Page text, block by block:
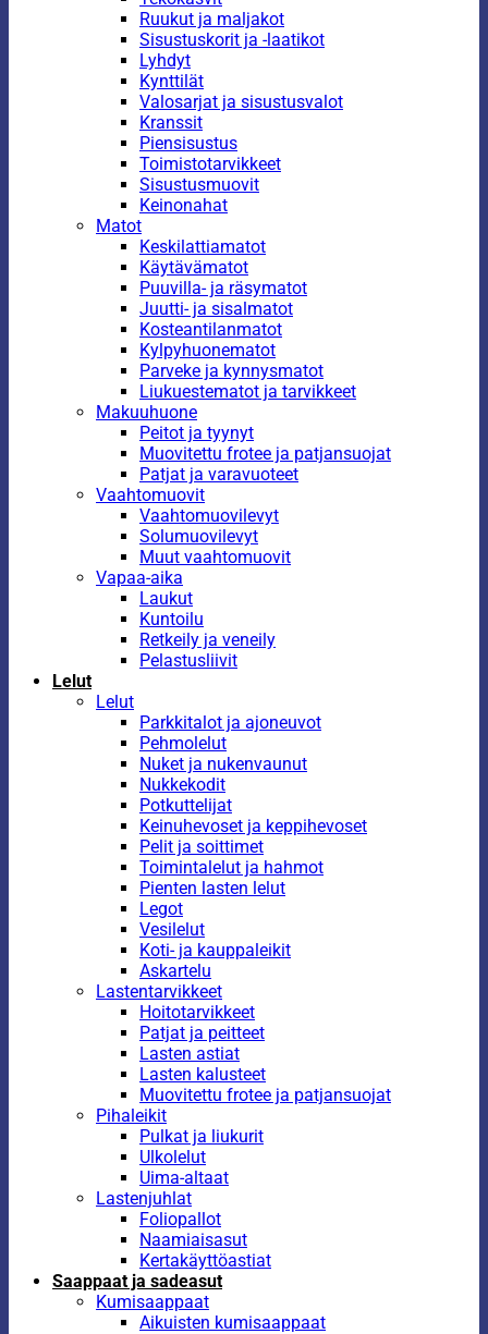
Ruukut ja maljakot
Sisustuskorit ja -laatikot
Lyhdyt
Kynttilät
Valosarjat ja sisustusvalot
Kranssit
Piensisustus
Toimistotarvikkeet
Sisustusmuovit
Keinonahat
Matot
Keskilattiamatot
Käytävämatot
Puuvilla- ja räsymatot
Juutti- ja sisalmatot
Kosteantilanmatot
Kylpyhuonematot
Parveke ja kynnysmatot
Liukuestematot ja tarvikkeet
Makuuhuone
Peitot ja tyynyt
Muovitettu frotee ja patjansuojat
Patjat ja varavuoteet
Vaahtomuovit
Vaahtomuovilevyt
Solumuovilevyt
Muut vaahtomuovit
Vapaa-aika
Laukut
Kuntoilu
Retkeily ja veneily
Pelastusliivit
Lelut
Lelut
Parkkitalot ja ajoneuvot
Pehmolelut
Nuket ja nukenvaunut
Nukkekodit
Potkuttelijat
Keinuhevoset ja keppihevoset
Pelit ja soittimet
Toimintalelut ja hahmot
Pienten lasten lelut
Legot
Vesilelut
Koti- ja kauppaleikit
Askartelu
Lastentarvikkeet
Hoitotarvikkeet
Patjat ja peitteet
Lasten astiat
Lasten kalusteet
Muovitettu frotee ja patjansuojat
Pihaleikit
Pulkat ja liukurit
Ulkolelut
Uima-altaat
Lastenjuhlat
Foliopallot
Naamiaisasut
Kertakäyttöastiat
Saappaat ja sadeasut
Kumisaappaat
Aikuisten kumisaappaat